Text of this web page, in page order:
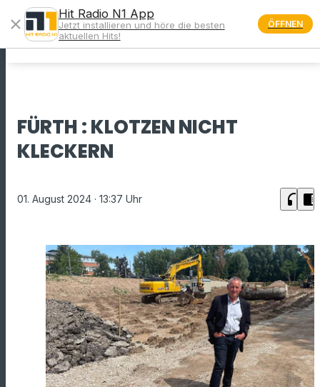
menu
FÜRTH : KLOTZEN NICHT
KLECKERN
01. August 2024 · 13:37 Uhr headphones chrome_reader_mode
close
Hit Radio N1 App
Jetzt installieren und höre die besten
aktuellen Hits!
ÖFFNEN